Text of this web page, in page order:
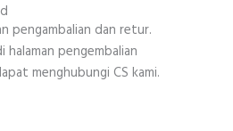
pengambalian dan retur.
pengembalian
menghubungi CS kami.